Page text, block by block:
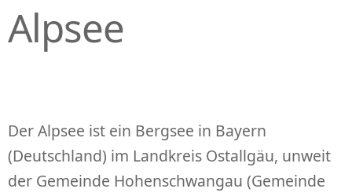
Alpsee
Der Alpsee ist ein Bergsee in Bayern
(Deutschland) im Landkreis Ostallgäu, unweit
der Gemeinde Hohenschwangau (Gemeinde